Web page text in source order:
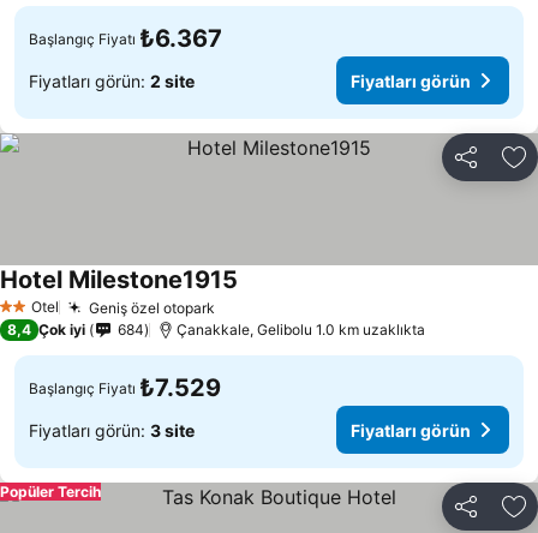
Başlangıç Fiyatı ₺6.367
Fiyatları görün: 2 site Fiyatları görün
Paylaş
2 Yıldız
Otel Geniş özel otopark
Hotel Milestone1915
8,4 Çok iyi 684 Çanakkale, Gelibolu 1.0 km uzaklıkta
Başlangıç Fiyatı ₺7.529
Fiyatları görün: 3 site Fiyatları görün
Paylaş
Popüler Tercih